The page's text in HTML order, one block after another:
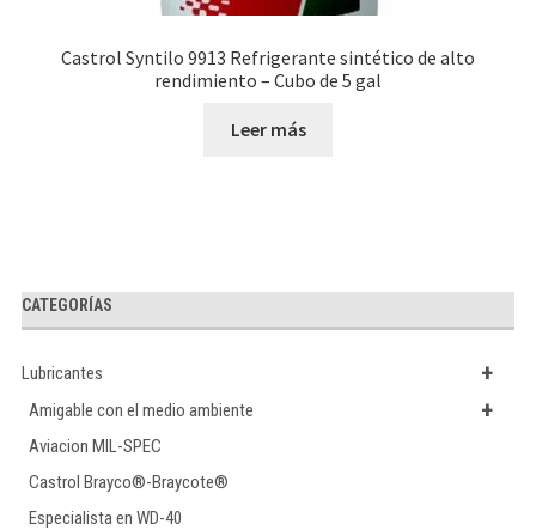
Castrol Syntilo 9913 Refrigerante sintético de alto
rendimiento – Cubo de 5 gal
Leer más
CATEGORÍAS
+
Lubricantes
+
Amigable con el medio ambiente
Aviacion MIL-SPEC
Castrol Brayco®-Braycote®
Especialista en WD-40